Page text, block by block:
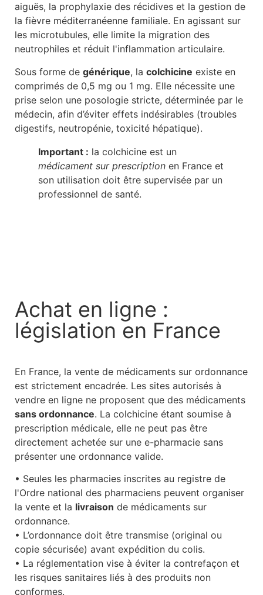
aiguës, la prophylaxie des récidives et la gestion de
la fièvre méditerranéenne familiale. En agissant sur
les microtubules, elle limite la migration des
neutrophiles et réduit l'inflammation articulaire.
Sous forme de générique, la colchicine existe en
comprimés de 0,5 mg ou 1 mg. Elle nécessite une
prise selon une posologie stricte, déterminée par le
médecin, afin d’éviter effets indésirables (troubles
digestifs, neutropénie, toxicité hépatique).
Important : la colchicine est un
médicament sur prescription en France et
son utilisation doit être supervisée par un
professionnel de santé.
Achat en ligne :
législation en France
En France, la vente de médicaments sur ordonnance
est strictement encadrée. Les sites autorisés à
vendre en ligne ne proposent que des médicaments
sans ordonnance. La colchicine étant soumise à
prescription médicale, elle ne peut pas être
directement achetée sur une e-pharmacie sans
présenter une ordonnance valide.
• Seules les pharmacies inscrites au registre de
l'Ordre national des pharmaciens peuvent organiser
la vente et la livraison de médicaments sur
ordonnance.
• L’ordonnance doit être transmise (original ou
copie sécurisée) avant expédition du colis.
• La réglementation vise à éviter la contrefaçon et
les risques sanitaires liés à des produits non
conformes.